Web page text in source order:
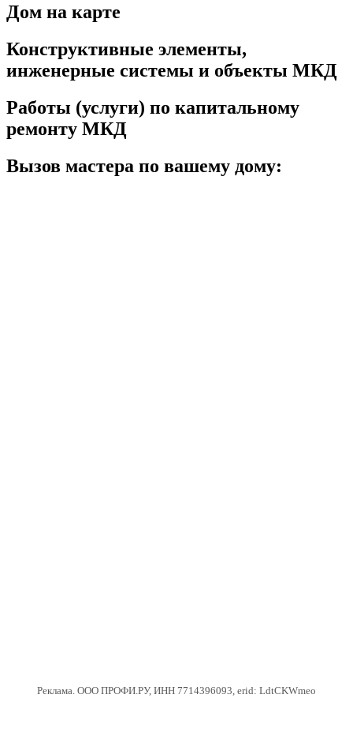
Дом на карте
Конструктивные элементы,
инженерные системы и объекты МКД
Работы (услуги) по капитальному
ремонту МКД
Вызов мастера по вашему дому:
Реклама. ООО ПРОФИ.РУ, ИНН 7714396093, erid: LdtCKWmeo